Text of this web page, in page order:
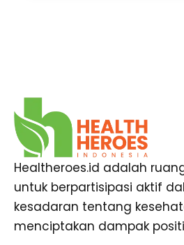
Healtheroes.id adalah
untuk berpartisipasi aktif
kesadaran tentang
menciptakan dampak